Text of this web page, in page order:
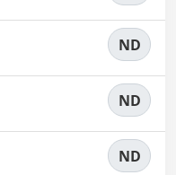
ND
ND
ND